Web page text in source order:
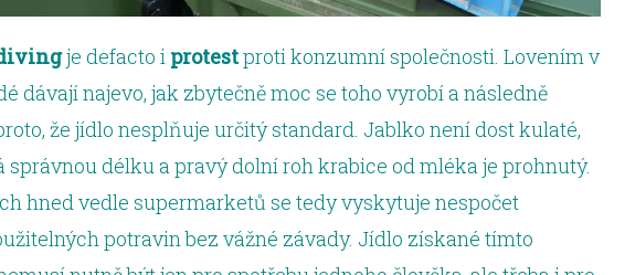
je defacto i protestproti konzumní společnosti. Lovením v
dávají najevo, jak zbytečně moc se toho vyrobí a následně
že jídlo nesplňuje určitý standard. Jablko není dost kulaté,
správnou délku a pravý dolní roh krabice od mléka je prohnutý.
hned vedle supermarketů se tedy vyskytuje nespočet
potravin bez vážné závady. Jídlo získané tímto